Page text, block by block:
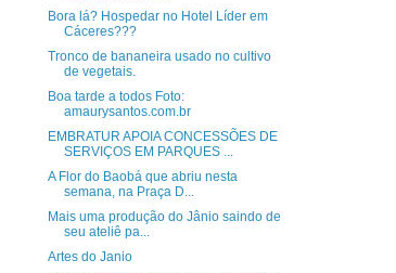
Bora lá? Hospedar no Hotel Líder em
Cáceres???
Tronco de bananeira usado no cultivo
de vegetais.
Boa tarde a todos Foto:
amaurysantos.com.br
EMBRATUR APOIA CONCESSÕES DE
SERVIÇOS EM PARQUES ...
A Flor do Baobá que abriu nesta
semana, na Praça D...
Mais uma produção do Jânio saindo de
seu ateliê pa...
Artes do Janio